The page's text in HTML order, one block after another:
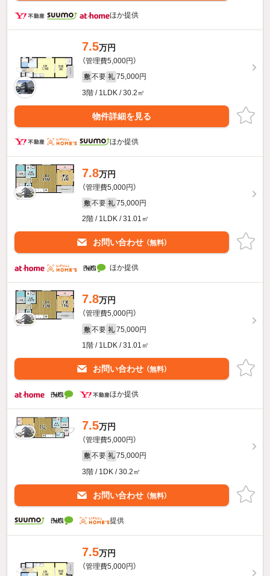
ほか提供
7.5万円
（管理費5,000円）
敷 不要 礼 75,000円
3階 / 1LDK / 30.2㎡
物件詳細を見る
ほか提供
7.8万円
（管理費5,000円）
敷 不要 礼 75,000円
2階 / 1LDK / 31.01㎡
お問い合わせ （無料）
ほか提供
7.8万円
（管理費5,000円）
敷 不要 礼 75,000円
1階 / 1LDK / 31.01㎡
お問い合わせ （無料）
ほか提供
7.5万円
（管理費5,000円）
敷 不要 礼 75,000円
3階 / 1DK / 30.2㎡
お問い合わせ （無料）
提供
7.5万円
（管理費5,000円）